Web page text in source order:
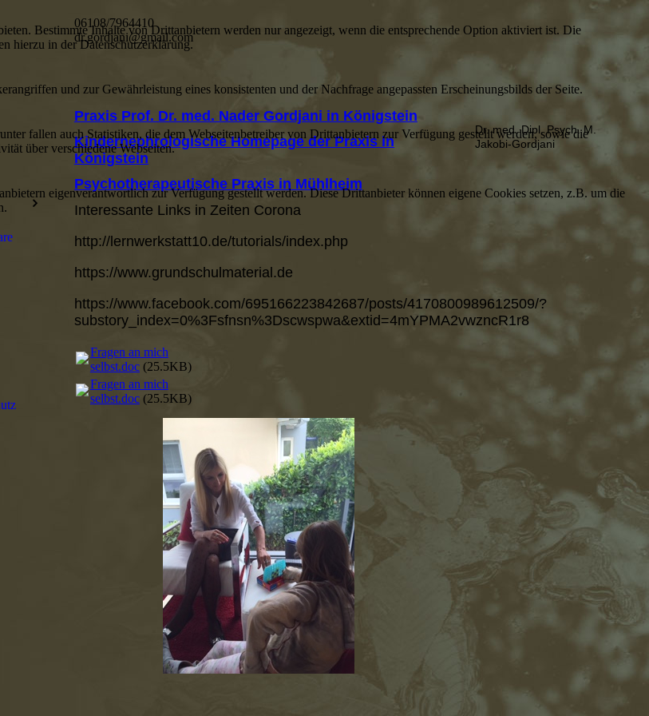
06108/7964410
dr.gordjani@gmail.com
Praxis Prof. Dr. med. Nader Gordjani in Königstein
Kindernephrologische Homepage der Praxis in
Königstein
Psychotherapeutische Praxis in Mühlheim
Interessante Links in Zeiten Corona
http://lernwerkstatt10.de/tutorials/index.php
https://www.grundschulmaterial.de
https://www.facebook.com/695166223842687/posts/4170800989612509/?
substory_index=0%3Fsfnsn%3Dscwspwa&extid=4mYPMA2vwzncR1r8
Fragen an mich
selbst.doc(25.5KB)
Fragen an mich
selbst.doc(25.5KB)
Dr. med. Dipl. Psych. M.
Jakobi-Gordjani
Bestimmte Inhalte von Drittanbietern werden nur angezeigt, wenn die entsprechende Option aktiviert ist. Die
hierzu in der Datenschutzerklärung.
und zur Gewährleistung eines konsistenten und der Nachfrage angepassten Erscheinungsbilds der Seite.
fallen auch Statistiken, die dem Webseitenbetreiber von Drittanbietern zur Verfügung gestellt werden, sowie die
über verschiedene Webseiten.
eigenverantwortlich zur Verfügung gestellt werden. Diese Drittanbieter können eigene Cookies setzen, z.B. um die